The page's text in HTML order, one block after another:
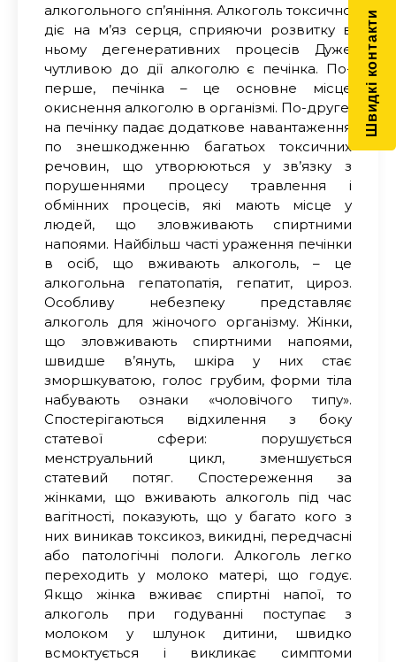
алкогольного сп’яніння. Алкоголь токсично
діє на м’яз серця, сприяючи розвитку в
ньому дегенеративних процесів Дуже
чутливою до дії алкоголю є печінка. По-
перше, печінка – це основне місце
окиснення алкоголю в організмі. По-друге,
на печінку падає додаткове навантаження
по знешкодженню багатьох токсичних
речовин, що утворюються у зв’язку з
порушеннями процесу травлення і
обмінних процесів, які мають місце у
людей, що зловживають спиртними
напоями. Найбільш часті ураження печінки
в осіб, що вживають алкоголь, – це
алкогольна гепатопатія, гепатит, цироз.
Особливу небезпеку представляє
алкоголь для жіночого організму. Жінки,
що зловживають спиртними напоями,
швидше в’януть, шкіра у них стає
зморшкуватою, голос грубим, форми тіла
набувають ознаки «чоловічого типу».
Спостерігаються відхилення з боку
статевої сфери: порушується
менструальний цикл, зменшується
статевий потяг. Спостереження за
жінками, що вживають алкоголь під час
вагітності, показують, що у багато кого з
них виникав токсикоз, викидні, передчасні
або патологічні пологи. Алкоголь легко
переходить у молоко матері, що годує.
Якщо жінка вживає спиртні напої, то
алкоголь при годуванні поступає з
молоком у шлунок дитини, швидко
всмоктується і викликає симптоми
Швидкі контакти